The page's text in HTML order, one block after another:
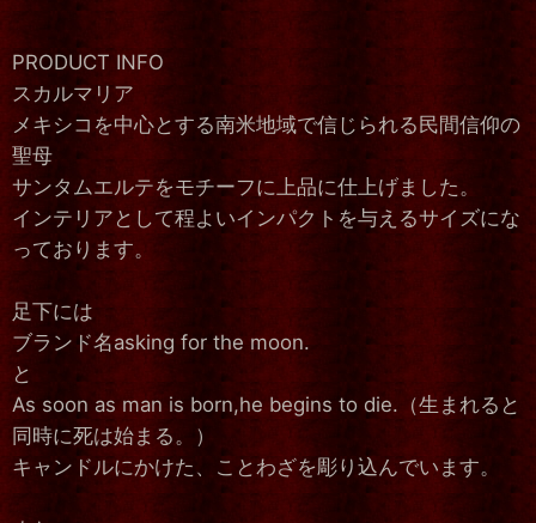
PRODUCT INFO
スカルマリア
メキシコを中心とする南米地域で信じられる民間信仰の
聖母
サンタムエルテをモチーフに上品に仕上げました。
インテリアとして程よいインパクトを与えるサイズにな
っております。
足下には
ブランド名asking for the moon.
と
As soon as man is born,he begins to die.（生まれると
同時に死は始まる。）
キャンドルにかけた、ことわざを彫り込んでいます。